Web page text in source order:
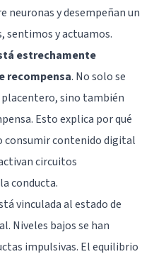
y desempeñan un
sentimos y actuamos.
estrechamente
recompensa. No solo se
sino también
Esto explica por qué
consumir contenido digital
circuitos
conducta.
vinculada al estado de
Niveles bajos se han
impulsivas. El equilibrio